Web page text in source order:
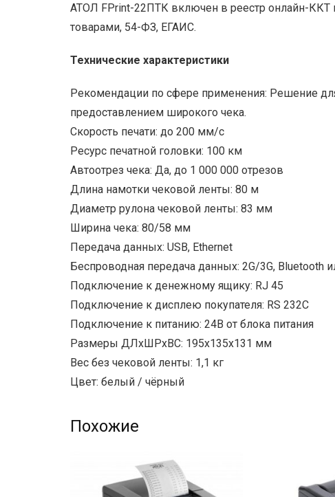
АТОЛ FPrint-22ПТК включен в реестр онлайн-
товарами, 54-ФЗ, ЕГАИС.
Технические характеристики
Рекомендации по сфере применения: Решение
предоставлением широкого чека.
Скорость печати: до 200 мм/с
Ресурс печатной головки: 100 км
Автоотрез чека: Да, до 1 000 000 отрезов
Длина намотки чековой ленты: 80 м
Диаметр рулона чековой ленты: 83 мм
Ширина чека: 80/58 мм
Передача данных: USB, Ethernet
Беспроводная передача данных: 2G/3G, Bluetooth
Подключение к денежному ящику: RJ 45
Подключение к дисплею покупателя: RS 232C
Подключение к питанию: 24В от блока питания
Размеры ДЛхШРхВС: 195х135х131 мм
Вес без чековой ленты: 1,1 кг
Цвет: белый / чёрный
Похожие